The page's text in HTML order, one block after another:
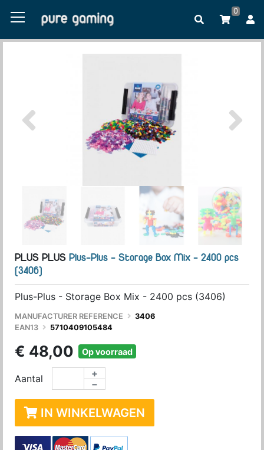
0
PLUS PLUS Plus-Plus - Storage Box Mix - 2400 pcs
(3406)
Plus-Plus - Storage Box Mix - 2400 pcs (3406)
MANUFACTURER REFERENCE
3406
EAN13
5710409105484
€ 48,00 Op voorraad
Aantal −
+
IN WINKELWAGEN